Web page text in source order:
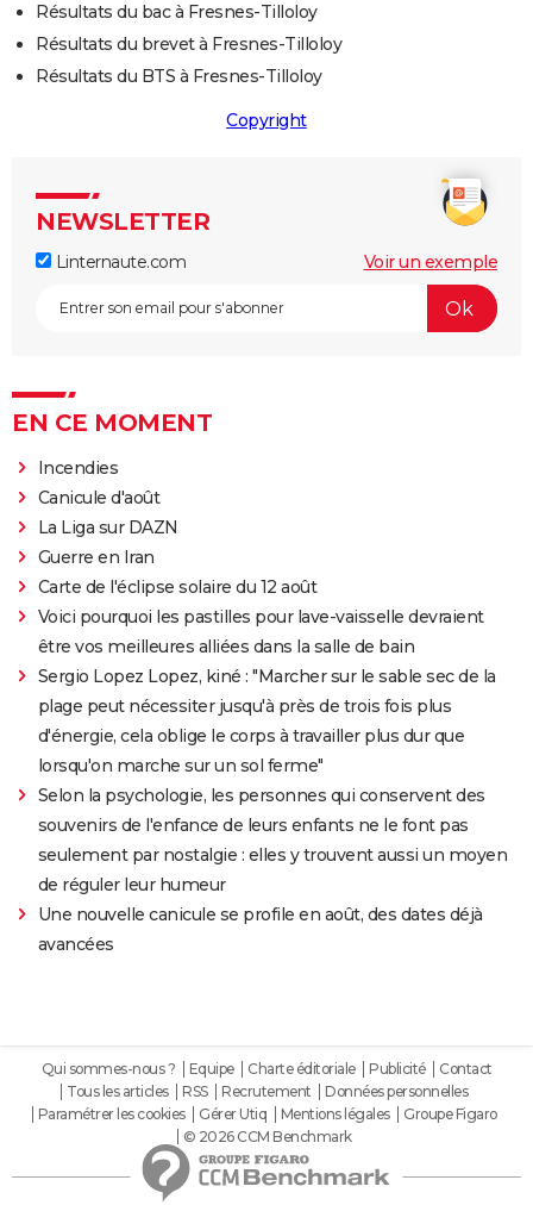
Résultats du bac à Fresnes-Tilloloy
Résultats du brevet à Fresnes-Tilloloy
Résultats du BTS à Fresnes-Tilloloy
Copyright
NEWSLETTER
Linternaute.com Voir un exemple
EN CE MOMENT
Incendies
Canicule d'août
La Liga sur DAZN
Guerre en Iran
Carte de l'éclipse solaire du 12 août
Voici pourquoi les pastilles pour lave-vaisselle devraient
être vos meilleures alliées dans la salle de bain
Sergio Lopez Lopez, kiné : "Marcher sur le sable sec de la
plage peut nécessiter jusqu'à près de trois fois plus
d'énergie, cela oblige le corps à travailler plus dur que
lorsqu'on marche sur un sol ferme"
Selon la psychologie, les personnes qui conservent des
souvenirs de l'enfance de leurs enfants ne le font pas
seulement par nostalgie : elles y trouvent aussi un moyen
de réguler leur humeur
Une nouvelle canicule se profile en août, des dates déjà
avancées
Qui sommes-nous ? Equipe Charte éditoriale Publicité
Contact
Tous les articles
RSS Recrutement
Données personnelles
Paramétrer les cookies
Gérer Utiq Mentions légales
Groupe Figaro
© 2026 CCM Benchmark